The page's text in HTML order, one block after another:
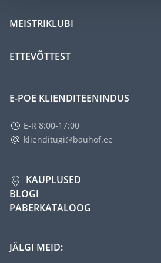
MEISTRIKLUBI
ETTEVÕTTEST
E-POE KLIENDITEENINDUS
E-R 8:00-17:00
klienditugi@bauhof.ee
KAUPLUSED
BLOGI
PABERKATALOOG
JÄLGI MEID: